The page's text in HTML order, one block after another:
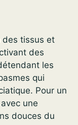
des tissus et
des
les
qui
Pour un
une
douces du